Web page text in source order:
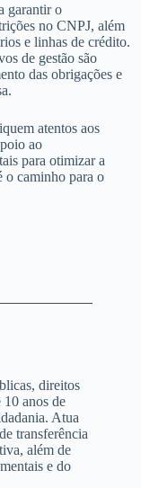
garantir o
no CNPJ, além
e linhas de crédito.
de gestão são
das obrigações e
atentos aos
ao
para otimizar a
o caminho para o
direitos
anos de
Atua
transferência
além de
e do